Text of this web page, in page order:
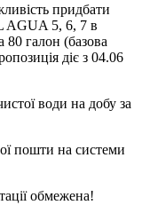
придбати
AGUA 5, 6, 7 в
80 галон (базова
діє з 04.06
води на добу за
пошти на системи
обмежена!